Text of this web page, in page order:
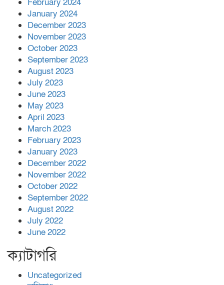
January 2024
December 2023
November 2023
October 2023
September 2023
August 2023
July 2023
June 2023
May 2023
April 2023
March 2023
February 2023
January 2023
December 2022
November 2022
October 2022
September 2022
August 2022
July 2022
June 2022
ক্যাটাগরি
Uncategorized